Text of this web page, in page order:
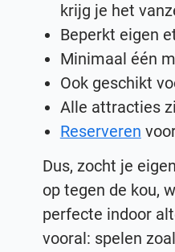
krijg je het
Beperkt eigen
Minimaal één
Ook geschikt
Alle attracties
Reserveren
Dus, zocht je
op tegen de kou,
perfecte indoor
vooral: spelen